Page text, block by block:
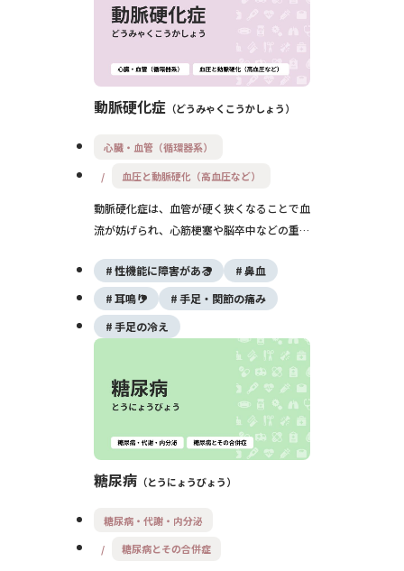
動脈硬化症 どうみゃくこうかしょう
心臓・血管（循環器系）
血圧と動脈硬化（高血圧など）
動脈硬化症は、血管が硬く狭くなることで血
流が妨げられ、心筋梗塞や脳卒中などの重大
生活習慣病であり、早期発見と予防が重要で
す。食事や運動の見直し、必要に応じた薬物
療法が有効です。
性機能に障害がある
鼻血
耳鳴り
手足・関節の痛み
手足の冷え
糖尿病 とうにょうびょう
糖尿病・代謝・内分泌
糖尿病とその合併症